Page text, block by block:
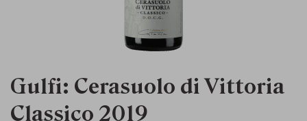
Gulfi: Cerasuolo di Vittoria
Classico 2019